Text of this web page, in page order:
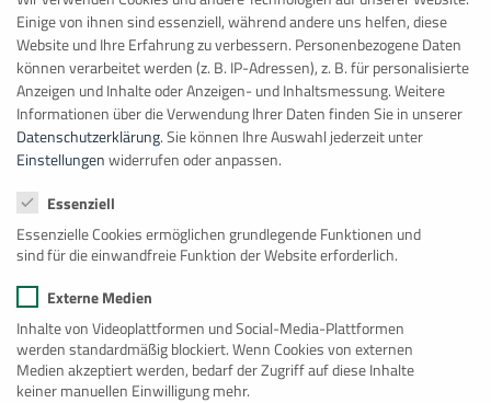
Datenschutz*
Ich habe dieDatenschutzbestimmungengelesen und
stimme zu.
Einige von ihnen sind essenziell, während andere uns helfen, diese
Website und Ihre Erfahrung zu verbessern. Personenbezogene Daten
können verarbeitet werden (z. B. IP-Adressen), z. B. für personalisierte
Anzeigen und Inhalte oder Anzeigen- und Inhaltsmessung.Weitere
Informationen über die Verwendung Ihrer Daten finden Sie in unserer
Datenschutzerklärung.Sie können Ihre Auswahl jederzeit unter
Einstellungenwiderrufen oder anpassen.
Essenziell
Essenzielle Cookies ermöglichen grundlegende Funktionen und
sind für die einwandfreie Funktion der Website erforderlich.
Externe Medien
Inhalte von Videoplattformen und Social-Media-Plattformen
werden standardmäßig blockiert. Wenn Cookies von externen
Medien akzeptiert werden, bedarf der Zugriff auf diese Inhalte
keiner manuellen Einwilligung mehr.